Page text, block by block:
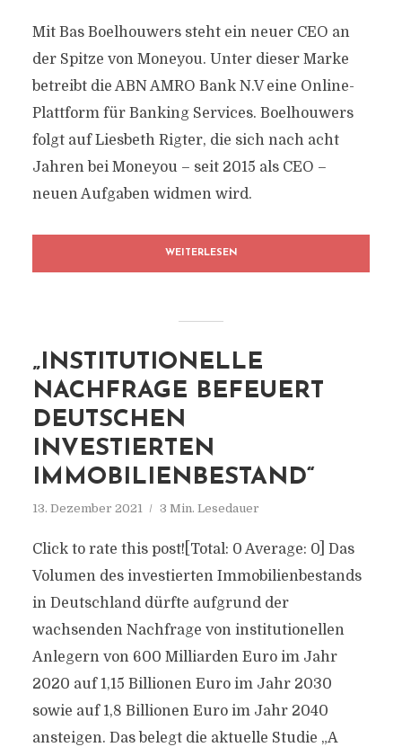
Mit Bas Boelhouwers steht ein neuer CEO an
der Spitze von Moneyou. Unter dieser Marke
betreibt die ABN AMRO Bank N.V eine Online-
Plattform für Banking Services. Boelhouwers
folgt auf Liesbeth Rigter, die sich nach acht
Jahren bei Moneyou – seit 2015 als CEO –
neuen Aufgaben widmen wird.
WEITERLESEN
„INSTITUTIONELLE
NACHFRAGE BEFEUERT
DEUTSCHEN
INVESTIERTEN
IMMOBILIENBESTAND“
13. Dezember 2021 3 Min. Lesedauer
Click to rate this post![Total: 0 Average: 0] Das
Volumen des investierten Immobilienbestands
in Deutschland dürfte aufgrund der
wachsenden Nachfrage von institutionellen
Anlegern von 600 Milliarden Euro im Jahr
2020 auf 1,15 Billionen Euro im Jahr 2030
sowie auf 1,8 Billionen Euro im Jahr 2040
ansteigen. Das belegt die aktuelle Studie „A